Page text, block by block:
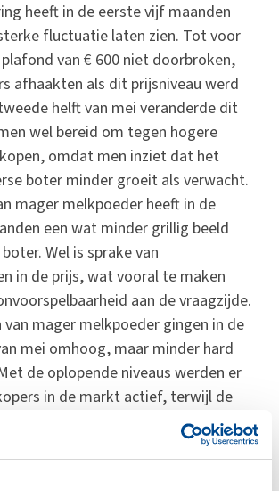
heeft in de eerste vijf maanden
fluctuatie laten zien. Tot voor
van € 600 niet doorbroken,
afhaakten als dit prijsniveau werd
helft van mei veranderde dit
wel bereid om tegen hogere
omdat men inziet dat het
boter minder groeit als verwacht.
mager melkpoeder heeft in de
een wat minder grillig beeld
Wel is sprake van
in de prijs, wat vooral te maken
aan de vraagzijde.
van mager melkpoeder gingen in de
mei omhoog, maar minder hard
de oplopende niveaus werden er
in de markt actief, terwijl de
achterbleef.